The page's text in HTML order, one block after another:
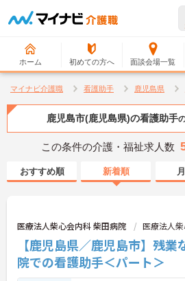
ホーム 初めての方へ 面談会場一覧
マイナビ介護職 看護助手 鹿児島県
鹿児島市(鹿児島県)の看護助手
この条件の介護・福祉求人数
おすすめ順 新着順
医療法人柴心会内科 柴田病院 医療法人
【鹿児島県／鹿児島市】残
院での看護助手＜パート＞